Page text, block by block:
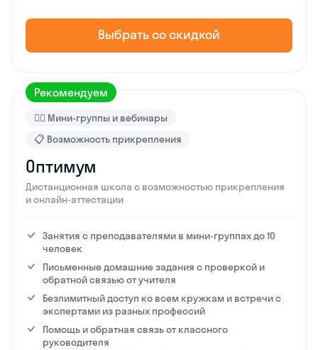
Выбрать со скидкой
Рекомендуем
🙋‍♂️ Мини-группы и вебинары
📋 Возможность прикрепления
Оптимум
Дистанционная школа с возможностью прикрепления
и онлайн-аттестации
Занятия с преподавателями в мини-группах до 10
человек
Письменные домашние задания с проверкой и
обратной связью от учителя
Безлимитный доступ ко всем кружкам и встречи с
экспертами из разных профессий
Помощь и обратная связь от классного
руководителя